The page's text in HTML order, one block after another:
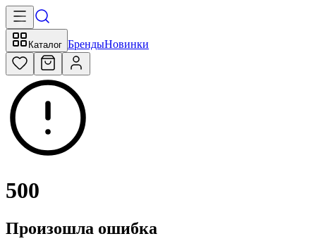
Каталог БрендыНовинки
500
Произошла ошибка